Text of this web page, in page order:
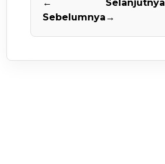
←
Sebelumnya
Selanjutnya
→